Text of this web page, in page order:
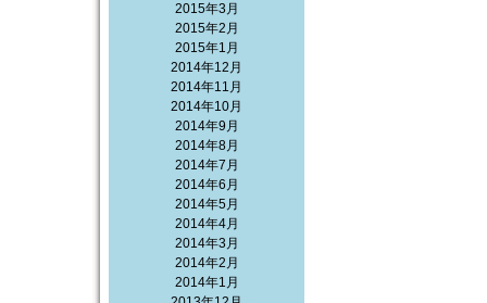
2015年3月
2015年2月
2015年1月
2014年12月
2014年11月
2014年10月
2014年9月
2014年8月
2014年7月
2014年6月
2014年5月
2014年4月
2014年3月
2014年2月
2014年1月